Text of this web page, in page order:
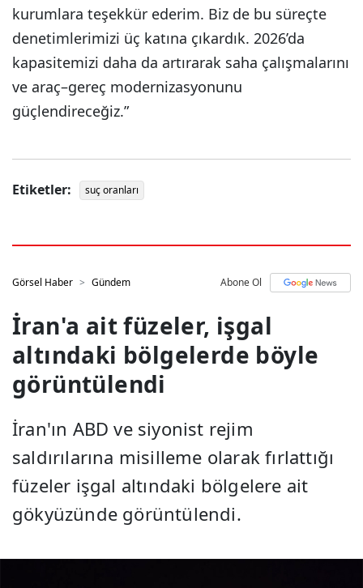
kurumlara teşekkür ederim. Biz de bu süreçte
denetimlerimizi üç katına çıkardık. 2026’da
kapasitemizi daha da artırarak saha çalışmalarını
ve araç–gereç modernizasyonunu
güçlendireceğiz.”
Etiketler: suç oranları
Görsel Haber Gündem Abone Ol
İran'a ait füzeler, işgal
altındaki bölgelerde böyle
görüntülendi
İran'ın ABD ve siyonist rejim
saldırılarına misilleme olarak fırlattığı
füzeler işgal altındaki bölgelere ait
gökyüzünde görüntülendi.